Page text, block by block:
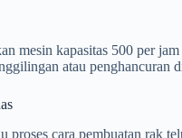
mesin kapasitas 500 per
atau penghancuran
proses cara pembuatan rak